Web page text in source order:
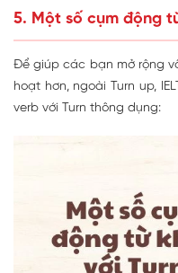
5. Một số cụm động
Để giúp các bạn mở rộng
hoạt hơn, ngoài Turn up,
verb với Turn thông dụng: